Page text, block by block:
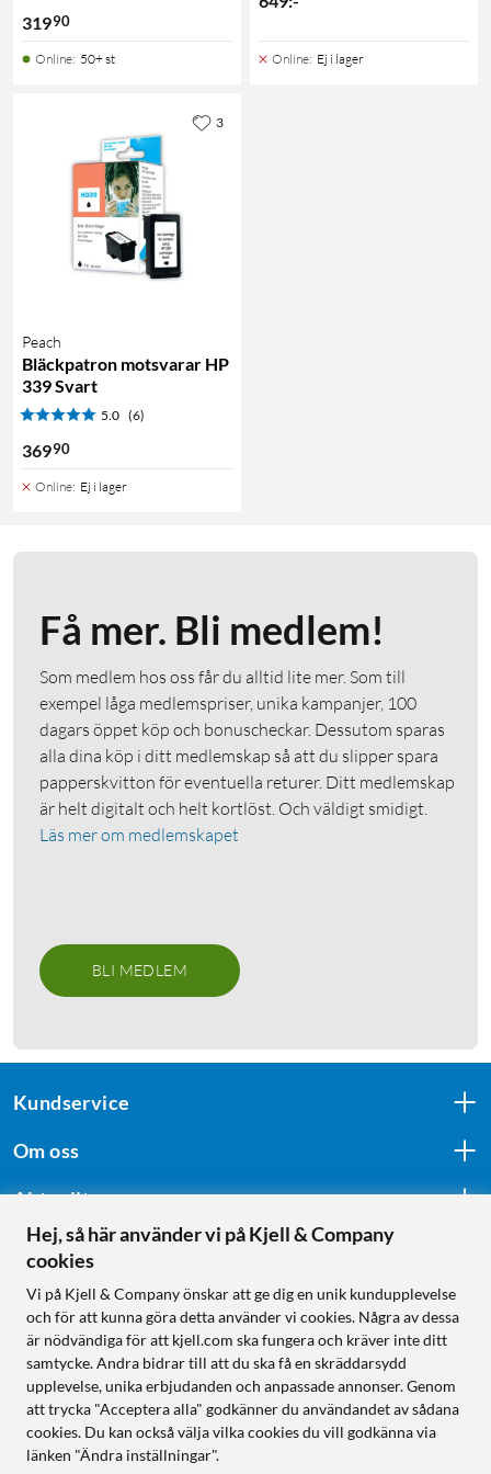
31990
Online: 50+ st Online: Ej i lager
Peach
Bläckpatron motsvarar HP
339 Svart
5.0 (6)
36990
Online: Ej i lager
3
Få mer. Bli medlem!
Som medlem hos oss får du alltid lite mer. Som till
exempel låga medlemspriser, unika kampanjer, 100
dagars öppet köp och bonuscheckar. Dessutom sparas
alla dina köp i ditt medlemskap så att du slipper spara
papperskvitton för eventuella returer. Ditt medlemskap
är helt digitalt och helt kortlöst. Och väldigt smidigt.
Läs mer om medlemskapet
BLI MEDLEM
Kundservice
Om oss
Aktuellt
Följ oss
Handla från:
Sverige
Norge
Hej, så här använder vi på Kjell & Company
cookies
Vi på Kjell & Company önskar att ge dig en unik kundupplevelse
och för att kunna göra detta använder vi cookies. Några av dessa
är nödvändiga för att kjell.com ska fungera och kräver inte ditt
samtycke. Andra bidrar till att du ska få en skräddarsydd
upplevelse, unika erbjudanden och anpassade annonser. Genom
att trycka "Acceptera alla" godkänner du användandet av sådana
cookies. Du kan också välja vilka cookies du vill godkänna via
länken "Ändra inställningar".